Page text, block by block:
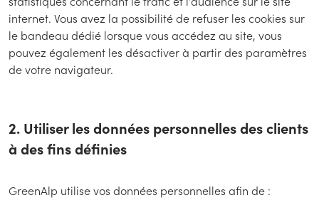
internet. Vous avez la possibilité de refuser les cookies sur
le bandeau dédié lorsque vous accédez au site, vous
pouvez également les désactiver à partir des paramètres
de votre navigateur.
2. Utiliser les données personnelles des clients
à des fins définies
GreenAlp utilise vos données personnelles afin de :